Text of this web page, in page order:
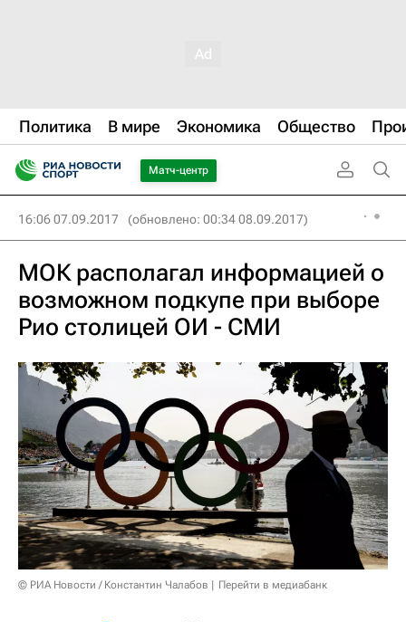
Политика В мире Экономика Общество
Матч-центр
16:06 07.09.2017 (обновлено: 00:34 08.09.2017)
МОК располагал информацией о
возможном подкупе при выборе
Рио столицей ОИ - СМИ
© РИА Новости / Константин Чалабов Перейти в медиабанк